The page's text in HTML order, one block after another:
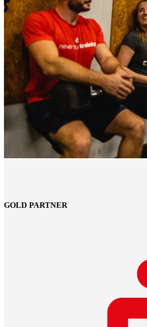
GOLD PARTNER